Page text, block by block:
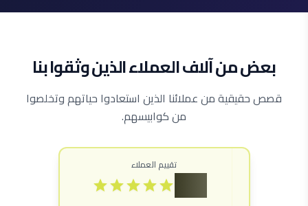
بعض من آلاف العملاء الذين وثقوا بنا
قصص حقيقية من عملائنا الذين استعادوا حياتهم وتخلصوا
من كوابيسهم.
تقييم العملاء